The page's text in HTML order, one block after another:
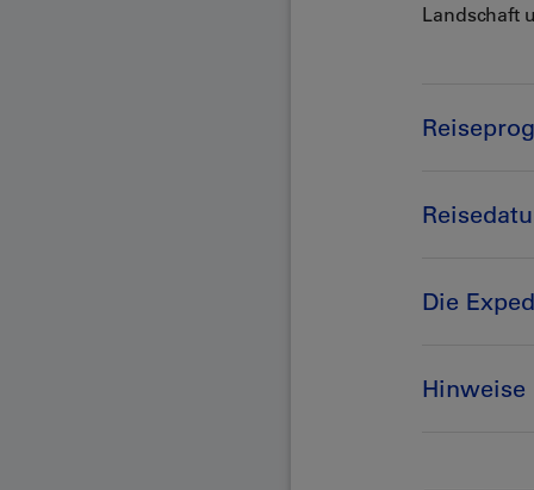
Landschaft
Die
Hinweise